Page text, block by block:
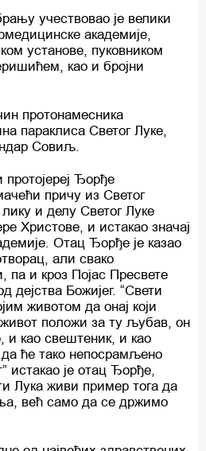
учествовао је велики
академије,
установе, пуковником
као и бројни
протонамесника
параклиса Светог Луке,
Совиљ.
протојереј Ђорђе
причу из Светог
и делу Светог Луке
Христове, и истакао значај
Отац Ђорђе је казао
али свако
па и кроз Појас Пресвете
дејства Божијег. “Свети
животом да онај који
живот положи за ту љубав, он
и као свештеник, и као
ће тако непосрамљено
истакао је отац Ђорђе,
Лука живи пример тога да
већ само да се држимо